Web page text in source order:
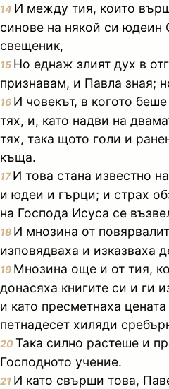
14 И между тия, които
синове на някой си юдеин
свещеник,
15 Но еднаж злият дух в
признавам, и Павла зная;
16 И човекът, в когото
тях, и, като надви на
тях, така щото голи и
къща.
17И това стана известно
и юдеи и гърци; и страх
на Господа Исуса се
18 И мнозина от
изповядваха и изказваха
19 Мнозина още и от тия,
донасяха книгите си и ги
и като пресметнаха
петнадесет хиляди
20Така силно растеше и
Господното учение.
21 И като свърши това,